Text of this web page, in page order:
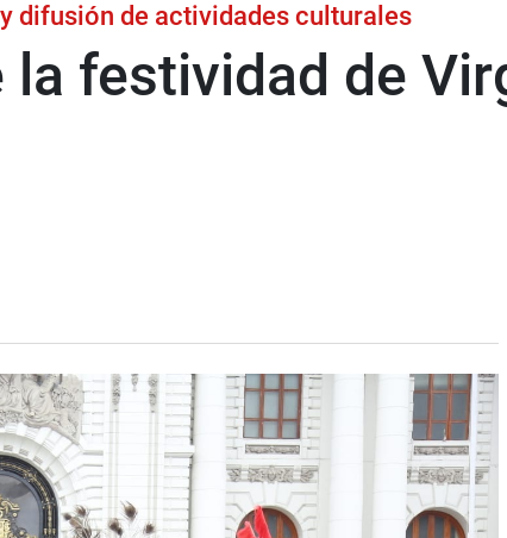
difusión de actividades culturales
festividad de